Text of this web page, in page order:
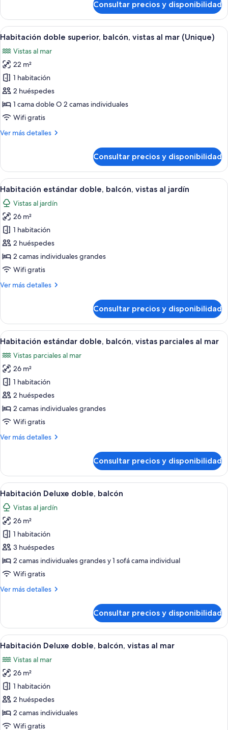
Deluxe
doble,
balcón
Solarium)
Consultar precios y disponibilidad
Abrir
todas
las
fotos
de
Habitación
doble
superior,
balcón,
vistas
(Unique)
Habitación de hotel con una cama
6
Habitación doble superior, balcón, vistas al mar (Unique)
Vistas al mar
22 m²
1 habitación
2 huéspedes
1 cama doble O 2 camas individuales
Wifi gratis
Ver más detalles
Más
doble
superior,
balcón,
vistas
al
mar
(Unique)
Consultar precios y disponibilidad
Abrir
todas
las
fotos
de
Habitación
estándar
doble,
balcón,
vistas
Habitación de hotel con una cama
4
Habitación estándar doble, balcón, vistas al jardín
Vistas al jardín
26 m²
1 habitación
2 huéspedes
2 camas individuales grandes
Wifi gratis
Ver más detalles
Más
estándar
doble,
balcón,
al
jardín
Consultar precios y disponibilidad
Abrir
todas
las
fotos
de
Habitación
estándar
doble,
balcón,
vistas
mar
Habitación de hotel con cama,
3
Habitación estándar doble, balcón, vistas parciales al mar
Vistas parciales al mar
26 m²
1 habitación
2 huéspedes
2 camas individuales grandes
Wifi gratis
Ver más detalles
Más
estándar
doble,
balcón,
vistas
parciales
al
mar
Consultar precios y disponibilidad
Abrir
todas
las
fotos
de
Habitación
Deluxe
doble,
balcón
Habitación de hotel con una cama
5
Habitación Deluxe doble, balcón
Vistas al jardín
26 m²
1 habitación
3 huéspedes
2 camas individuales grandes y 1 sofá cama individual
Wifi gratis
Ver más detalles
Más
Deluxe
doble,
balcón
Consultar precios y disponibilidad
Abrir
todas
las
fotos
de
Habitación
Deluxe
doble,
Habitación de hotel con una cama
5
Habitación Deluxe doble, balcón, vistas al mar
Vistas al mar
26 m²
1 habitación
2 huéspedes
2 camas individuales
Wifi gratis